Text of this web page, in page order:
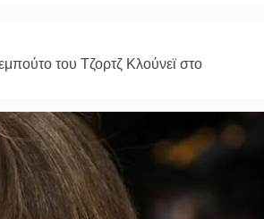
του Τζορτζ Κλούνεϊ στο